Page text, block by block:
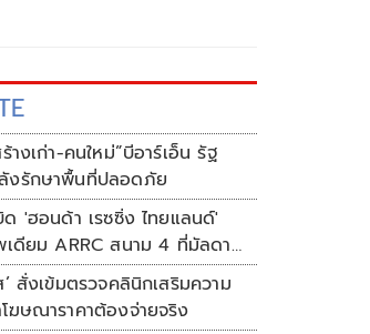
างเก่า-คนใหม่”บีอาร์เอ็น รัฐ
งรักษาพื้นที่ปลอดภัย
'ฮอนด้า เรซซิ่ง ไทยแลนด์'
เดียม ARRC สนาม 4 ที่มัลดาลิ
’ สั่งเข้มตรวจคลินิกเสริมความ
ฆษณาราคาต้องจ่ายจริง